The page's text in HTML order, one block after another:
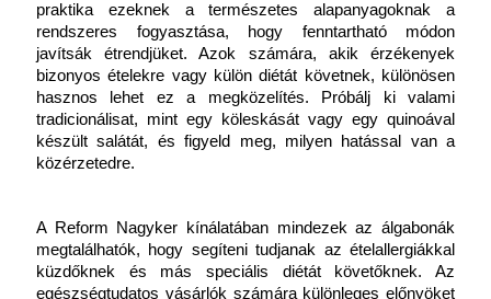
praktika ezeknek a természetes alapanyagoknak a
rendszeres fogyasztása, hogy fenntartható módon
javítsák étrendjüket. Azok számára, akik érzékenyek
bizonyos ételekre vagy külön diétát követnek, különösen
hasznos lehet ez a megközelítés. Próbálj ki valami
tradicionálisat, mint egy köleskását vagy egy quinoával
készült salátát, és figyeld meg, milyen hatással van a
közérzetedre.
A Reform Nagyker kínálatában mindezek az álgabonák
megtalálhatók, hogy segíteni tudjanak az ételallergiákkal
küzdőknek és más speciális diétát követőknek. Az
egészségtudatos vásárlók számára különleges előnyöket